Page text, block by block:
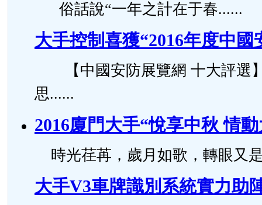
俗話說“一年之計在于春......
大手控制喜獲“2016年度中
【中國安防展覽網 十大評選
思......
2016廈門大手“悅享中秋 情
時光荏苒，歲月如歌，轉眼又
大手V3車牌識別系統實力助